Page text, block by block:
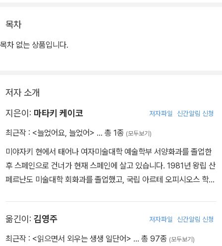
동하고 있는 저자 마타키 케이코의 그림책으로, 리듬감 있는 운율과
재치 있는 언어유희를 담은 문장과 함께 따뜻하면서도 정겨운 아이의
일상을 그림으로 잘 담아냈다. 사람 친화적인 따뜻한 감성이 고스란
금하지 않을 수 없어 책장을 넘기는 속도가 빨라지고, 나의 모습이 고
스란히 담겨 있는 한 장면 한 장면과 웃음을 자아내는 그림에 환하게
미소 짓게 한다.
목차
목차 없는 상품입니다.
저자 소개
지은이: 마타키 케이코 저자파일 신간알림 신청
최근작 : <늘었어요, 늘었어> … 총 1종 (모두보기)
미야자키 현에서 태어나 여자미술대학 예술학부 서양화과를 졸업한
후 스페인으로 건너가 현재 스페인에 살고 있습니다. 1981년 왕립 산
페르난도 미술대학 회화과를 졸업했고, 국립 아르테 오피시오스 학교
판화, 오브제 등 다양한 분야에서 제작 활동 및 전시회를 개최하고 있
습니다. 쓰고 그린 책으로는 『단무지』 『돌이 되고 싶어요』 『숨을 후
옮긴이: 김영주 저자파일 신간알림 신청
최근작 : <읽으면서 외우는 생생 일단어> … 총 97종 (모두보기)